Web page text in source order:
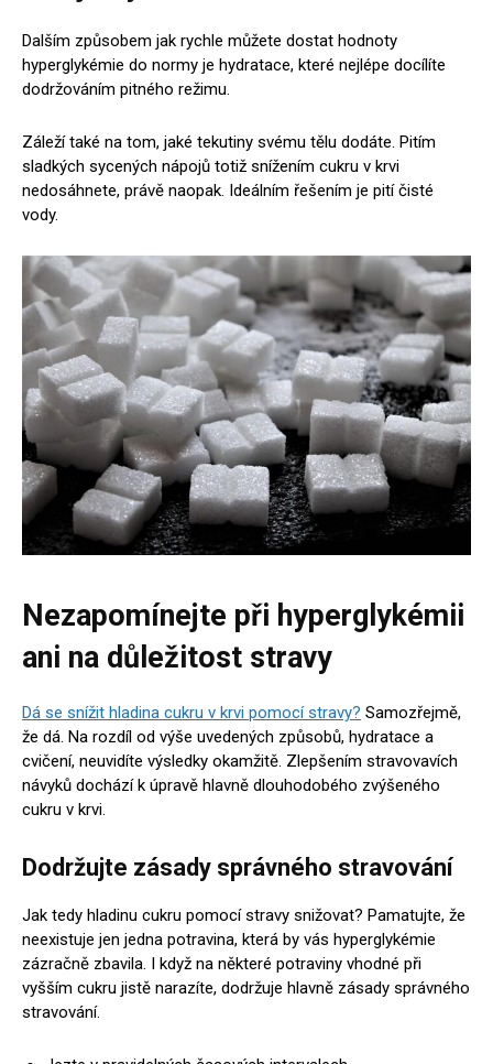
Dalším způsobem jak rychle můžete dostat hodnoty
hyperglykémie do normy je hydratace, které nejlépe docílíte
dodržováním pitného režimu.
Záleží také na tom, jaké tekutiny svému tělu dodáte. Pitím
sladkých sycených nápojů totiž snížením cukru v krvi
nedosáhnete, právě naopak. Ideálním řešením je pití čisté
vody.
Nezapomínejte při hyperglykémii
ani na důležitost stravy
Dá se snížit hladina cukru v krvi pomocí stravy? Samozřejmě,
že dá. Na rozdíl od výše uvedených způsobů, hydratace a
cvičení, neuvidíte výsledky okamžitě. Zlepšením stravovavích
návyků dochází k úpravě hlavně dlouhodobého zvýšeného
cukru v krvi.
Dodržujte zásady správného stravování
Jak tedy hladinu cukru pomocí stravy snižovat? Pamatujte, že
neexistuje jen jedna potravina, která by vás hyperglykémie
zázračně zbavila. I když na některé potraviny vhodné při
vyšším cukru jistě narazíte, dodržuje hlavně zásady správného
stravování.